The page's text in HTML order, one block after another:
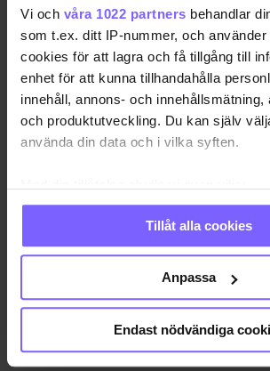
Vi och våra 1022 partners behandlar
som t.ex. ditt IP-nummer, och
cookies för att lagra och få tillgång till
enhet för att kunna tillhandahålla
innehåll, annons- och
och produktutveckling. Du kan själv
använda din data och i vilka syften.
Samla in information om din
som kan ha en noggrannhet på upp
Identifiera din enhet genom att
för specifika kännetecken
Ta reda på mer om hur dina personliga
Du kan ändra eller dra tillbaka ditt
helst från cookie-förklaringen.
Tillåt alla cookies
Anpassa
Endast nödvändiga
Foto: Fredrik Svensson